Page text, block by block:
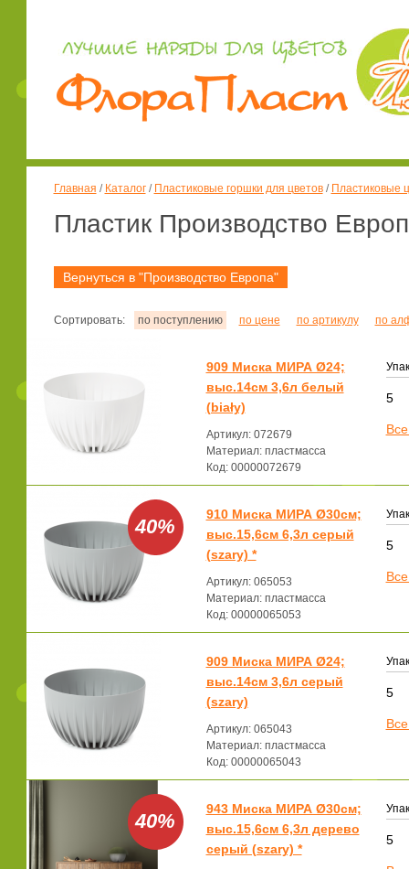
Главная / Каталог/ Пластиковые горшки для цветов/ Пластиковые
Пластик Производство
Вернуться в "Производство Европа"
Сортировать: по поступлению по цене по артикулу по
909 Миска МИРА Ø24;
выс.14см 3,6л белый
(biały)
Артикул: 072679
Материал: пластмасса
Код: 00000072679
5
40%
910 Миска МИРА Ø30см;
выс.15,6см 6,3л серый
(szary) *
Артикул: 065053
Материал: пластмасса
Код: 00000065053
5
909 Миска МИРА Ø24;
выс.14см 3,6л серый
(szary)
Артикул: 065043
Материал: пластмасса
Код: 00000065043
5
40%
943 Миска МИРА Ø30см;
выс.15,6см 6,3л дерево
серый (szary) *
5